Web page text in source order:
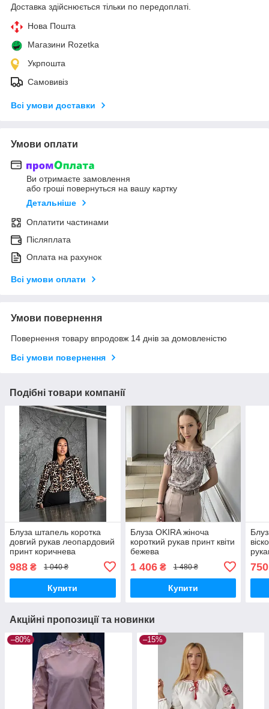
Доставка здійснюється тільки по передоплаті.
Нова Пошта
Магазини Rozetka
Укрпошта
Самовивіз
Всі умови доставки
Умови оплати
Ви отримаєте замовлення
або гроші повернуться на вашу картку
Детальніше
Оплатити частинами
Післяплата
Оплата на рахунок
Всі умови оплати
Умови повернення
Повернення товару впродовж 14 днів за домовленістю
Всі умови повернення
Подібні товари компанії
Блуза штапель коротка
довгий рукав леопардовий
принт коричнева
988 ₴ 1 040 ₴
Купити
Блуза OKIRA жіноча
короткий рукав принт квіти
бежева
1 406₴ 1 480 ₴
Купити
Акційні пропозиції та новинки
–80% –15%